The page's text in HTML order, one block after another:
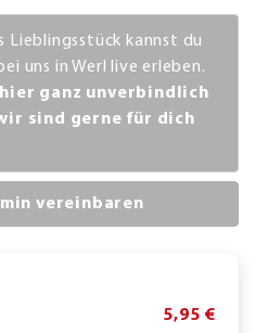
Lieblingsstück kannst du
uns in Werl live erleben.
hier ganz unverbindlich
sind gerne für dich
vereinbaren
5,95 €